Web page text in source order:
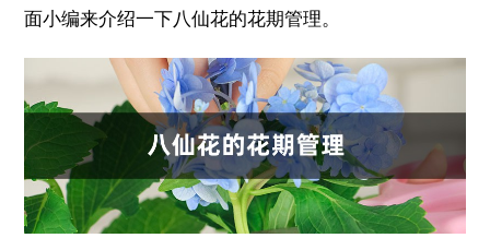
面小编来介绍一下八仙花的花期管理。